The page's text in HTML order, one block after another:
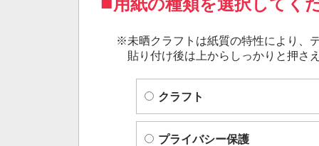
用紙の種類を選択してく
※未晒クラフト は紙質の特性により、
貼り付け後は上からしっかりと押さ
クラフト
プライバシー保護